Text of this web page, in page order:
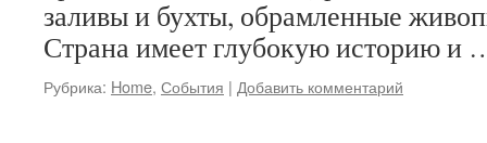
заливы и бухты, обрамленные
Страна имеет глубокую историю
Рубрика: Home, События | Добавить комментарий